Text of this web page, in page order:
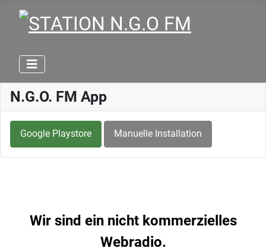
N.G.O. FM App
Google Playstore Manuelle Installation
Wir sind ein nicht kommerzielles
Webradio.